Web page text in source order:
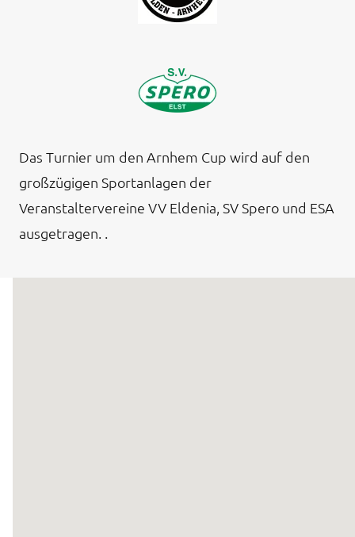
Das Turnier um den Arnhem Cup wird auf den
großzügigen Sportanlagen der
Veranstaltervereine VV Eldenia, SV Spero und ESA
ausgetragen. .